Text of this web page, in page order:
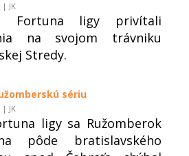
| JK
Fortuna ligy privítali
na svojom trávniku
Stredy.
sériu
| JK
ligy sa Ružomberok
pôde bratislavského